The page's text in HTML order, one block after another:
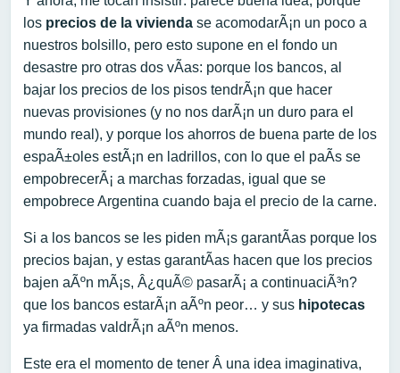
los precios de la vivienda se acomodarÃ¡n un poco a
nuestros bolsillo, pero esto supone en el fondo un
desastre pro otras dos vÃ­as: porque los bancos, al
bajar los precios de los pisos tendrÃ¡n que hacer
nuevas provisiones (y no nos darÃ¡n un duro para el
mundo real), y porque los ahorros de buena parte de los
espaÃ±oles estÃ¡n en ladrillos, con lo que el paÃ­s se
empobrecerÃ¡ a marchas forzadas, igual que se
empobrece Argentina cuando baja el precio de la carne.
Si a los bancos se les piden mÃ¡s garantÃ­as porque los
precios bajan, y estas garantÃ­as hacen que los precios
bajen aÃºn mÃ¡s, Â¿quÃ© pasarÃ¡ a continuaciÃ³n?
que los bancos estarÃ¡n aÃºn peor… y sus hipotecas
ya firmadas valdrÃ¡n aÃºn menos.
Este era el momento de tener Â una idea imaginativa,